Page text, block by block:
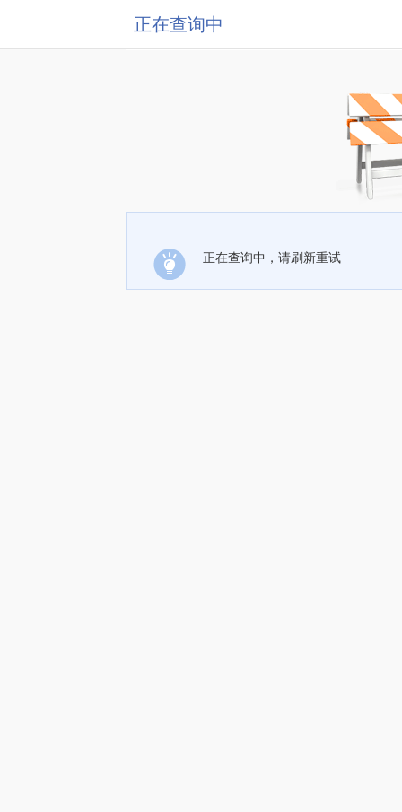
正在查询中
正在查询中，请刷新重试